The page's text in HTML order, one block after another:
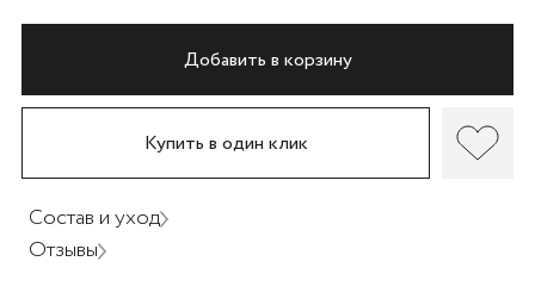
Добавить в корзину
Купить в один клик
Состав и уход
Отзывы